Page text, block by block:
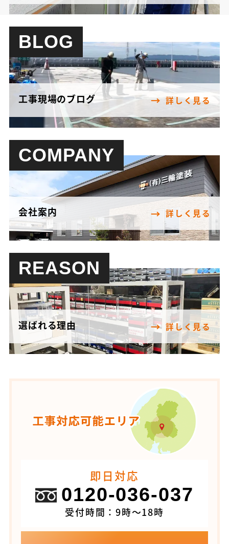
BLOG
工事現場のブログ 詳しく見る
COMPANY
会社案内 詳しく見る
REASON
選ばれる理由 詳しく見る
即日対応
0120-036-037
受付時間：9時～18時